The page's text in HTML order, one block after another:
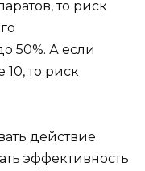
то риск
50%. А если
10, то риск
действие
эффективность